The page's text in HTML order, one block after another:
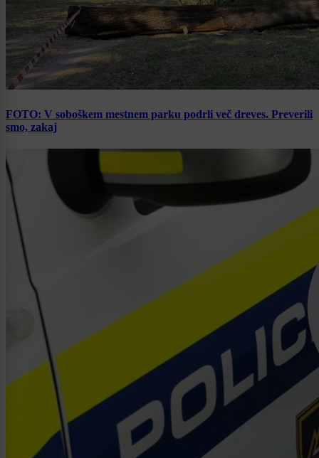
FOTO: V soboškem mestnem parku podrli več dreves. Preverili
smo, zakaj